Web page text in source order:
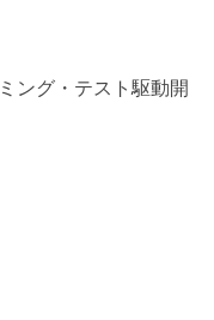
ング・テスト駆動開